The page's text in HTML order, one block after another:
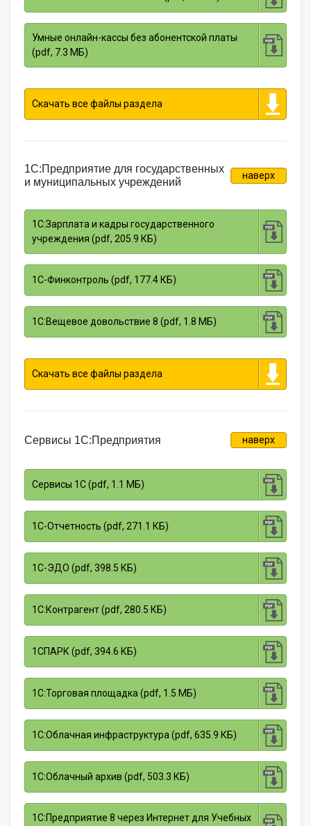
Умные онлайн-кассы без абонентской платы
(pdf, 7.3 МБ)
Скачать все файлы раздела
1С:Предприятие для государственных
и муниципальных учреждений
наверх
1С:Зарплата и кадры государственного
учреждения (pdf, 205.9 КБ)
1С-Финконтроль (pdf, 177.4 КБ)
1С:Вещевое довольствие 8 (pdf, 1.8 МБ)
Скачать все файлы раздела
Сервисы 1С:Предприятия наверх
Сервисы 1С (pdf, 1.1 МБ)
1С-Отчетность (pdf, 271.1 КБ)
1С-ЭДО (pdf, 398.5 КБ)
1С:Контрагент (pdf, 280.5 КБ)
1СПАРК (pdf, 394.6 КБ)
1С:Торговая площадка (pdf, 1.5 МБ)
1С:Облачная инфраструктура (pdf, 635.9 КБ)
1С:Облачный архив (pdf, 503.3 КБ)
1С:Предприятие 8 через Интернет для Учебных